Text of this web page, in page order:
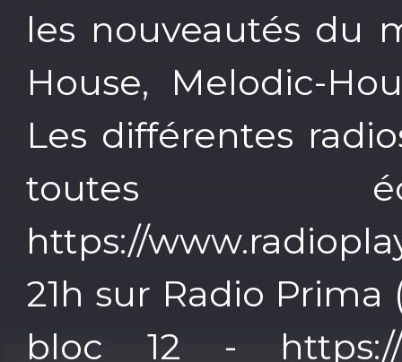
les nouveautés du
House, Melodic-
Les différentes
toutes
https://
21h sur Radio Prima
bloc 12 - https://